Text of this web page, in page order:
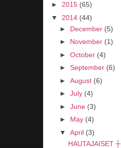
► 2015 (65)
▼
2014 (44)
► December (5)
► November (1)
► October (4)
► September (6)
► August (6)
► July (4)
► June (3)
► May (4)
▼
April (3)
HAUTAJAISET ┼